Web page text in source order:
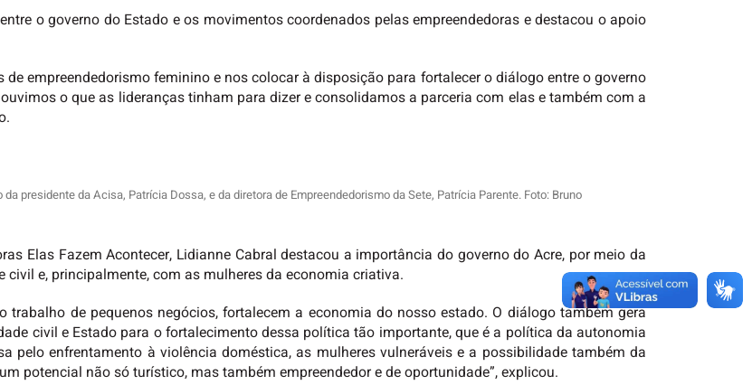
o governo do Estado e os movimentos coordenados pelas empreendedoras e destacou o apoio
empreendedorismo feminino e nos colocar à disposição para fortalecer o diálogo entre o governo
o que as lideranças tinham para dizer e consolidamos a parceria com elas e também com a
presidente da Acisa, Patrícia Dossa, e da diretora de Empreendedorismo da Sete, Patrícia Parente. Foto: Bruno
Elas Fazem Acontecer, Lidianne Cabral destacou a importância do governo do Acre, por meio da
e, principalmente, com as mulheres da economia criativa.
trabalho de pequenos negócios, fortalecem a economia do nosso estado. O diálogo também gera
civil e Estado para o fortalecimento dessa política tão importante, que é a política da autonomia
pelo enfrentamento à violência doméstica, as mulheres vulneráveis e a possibilidade também da
potencial não só turístico, mas também empreendedor e de oportunidade”, explicou.